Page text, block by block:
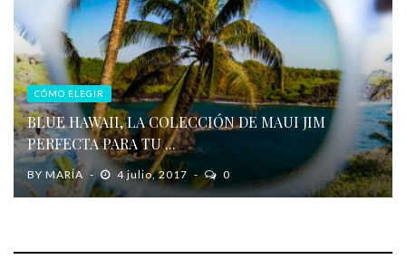
CÓMO ELEGIR
BLUE HAWAII, LA COLECCIÓN DE MAUI JIM
PERFECTA PARA TU ...
BY MARÍA 4 julio, 2017 0